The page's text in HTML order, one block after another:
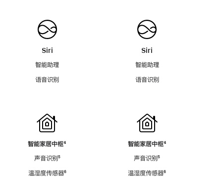
Siri
智能助理
语音识别
智能家居中枢脚
⁴
声音识别脚
⁵
温湿度传感器脚
⁶
Siri
智能助理
语音识别
智能家居中枢脚
⁴
声音识别脚
⁵
温湿度传感器脚
⁶